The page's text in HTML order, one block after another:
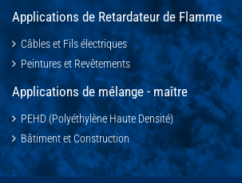
Applications de Retardateur de Flamme
Câbles et Fils électriques
Peintures et Revêtements
Applications de mélange - maître
PEHD (Polyéthylène Haute Densité)
Bâtiment et Construction